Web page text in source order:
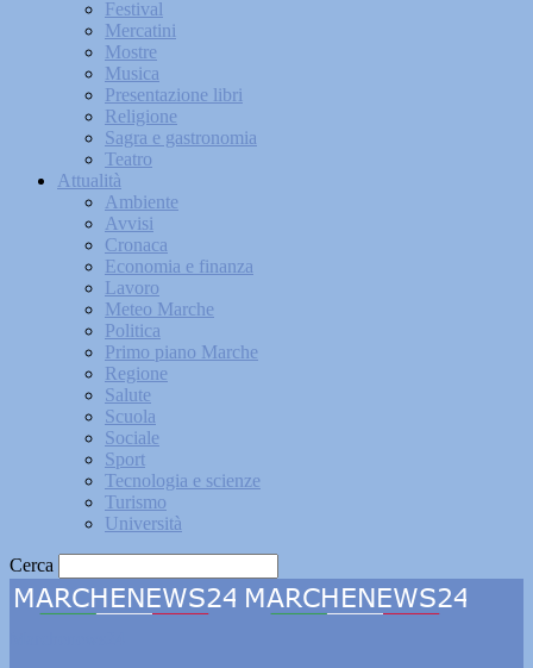
Festival
Mercatini
Mostre
Musica
Presentazione libri
Religione
Sagra e gastronomia
Teatro
Attualità
Ambiente
Avvisi
Cronaca
Economia e finanza
Lavoro
Meteo Marche
Politica
Primo piano Marche
Regione
Salute
Scuola
Sociale
Sport
Tecnologia e scienze
Turismo
Università
Cerca